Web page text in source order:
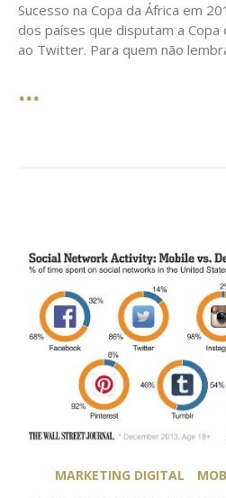
Sucesso na Copa da África em
dos países que disputam a
ao Twitter. Para quem não
MARKETING DIGITAL